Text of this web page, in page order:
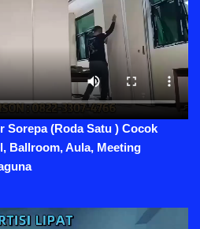
Sorepa (Roda Satu ) Cocok
Ballroom, Aula, Meeting